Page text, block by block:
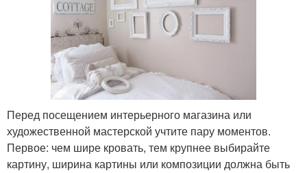
Перед посещением интерьерного магазина или
художественной мастерской учтите пару моментов.
Первое: чем шире кровать, тем крупнее выбирайте
картину, ширина картины или композиции должна быть